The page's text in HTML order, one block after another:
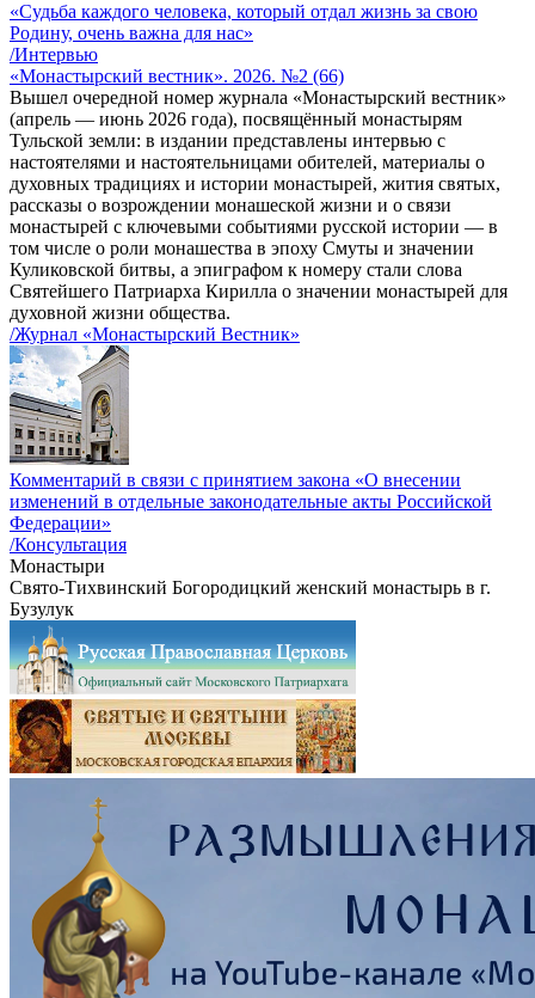
«Судьба каждого человека, который отдал жизнь за свою
Родину, очень важна для нас»
/Интервью
«Монастырский вестник». 2026. №2 (66)
Вышел очередной номер журнала «Монастырский вестник»
(апрель — июнь 2026 года), посвящённый монастырям
Тульской земли: в издании представлены интервью с
настоятелями и настоятельницами обителей, материалы о
духовных традициях и истории монастырей, жития святых,
рассказы о возрождении монашеской жизни и о связи
монастырей с ключевыми событиями русской истории — в
том числе о роли монашества в эпоху Смуты и значении
Куликовской битвы, а эпиграфом к номеру стали слова
Святейшего Патриарха Кирилла о значении монастырей для
духовной жизни общества.
/Журнал «Монастырский Вестник»
Комментарий в связи с принятием закона «О внесении
изменений в отдельные законодательные акты Российской
Федерации»
/Консультация
Монастыри
Свято-Тихвинский Богородицкий женский монастырь в г.
Бузулук